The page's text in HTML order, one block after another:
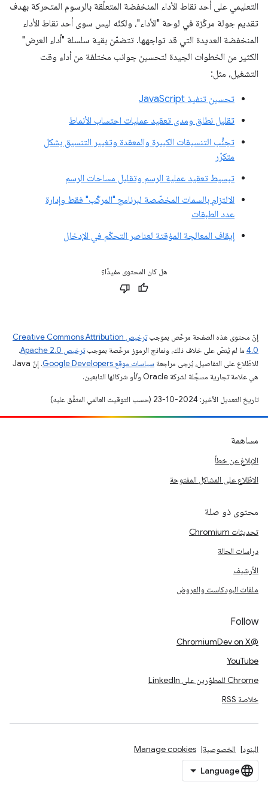
التعليمي على أحد نقاط الأداء المنخفضة المتعلّقة بالرسوم المتحركة بهدف
تقديم جولة مركّزة في لوحة "الأداء"، ولكنّه ليس سوى أحد نقاط الأداء
المنخفضة العديدة التي قد تواجهها. تتضمّن بقية سلسلة "أداء العرض"
الكثير من الخطوات الجيدة لتحسين جوانب مختلفة من أداء وقت
التشغيل، مثل:
تحسين تنفيذ JavaScript
تقليل نطاق ومدى تعقيد عمليات احتساب الأنماط
تجنُّب التنسيقات الكبيرة والمعقدة وتغيير التنسيق بشكل
متكرّر
تبسيط تعقيد عملية الرسم وتقليل مساحات الرسم
الالتزام بالسمات المخصّصة لبرنامج "المركّب" فقط وإدارة
عدد الطبقات
إيقاف المعالجة المؤقتة لعناصر التحكّم في الإدخال
هل كان المحتوى مفيدًا؟
إنّ محتوى هذه الصفحة مرخّص بموجب
ترخيص Creative Commons Attribution
4.0‏ ما لم يُنصّ على خلاف ذلك، ونماذج الرموز مرخّصة بموجبترخيص Apache 2.0‏
.
للاطّلاع على التفاصيل، يُرجى مراجعة سياسات موقع Google Developers‏
. إنّ Java
هي علامة تجارية مسجَّلة لشركة Oracle و/أو شركائها التابعين.
تاريخ التعديل الأخير: 2024-10-23 (حسب التوقيت العالمي المتفَّق عليه)
مساهمة
الإبلاغ عن خطأ
الاطّلاع على المشاكل المفتوحة
محتوى ذو صلة
تحديثات Chromium
دراسات الحالة
الأرشيف
ملفات البودكاست والعروض
Follow
@ChromiumDev on X
YouTube
Chrome للمطوّرين على LinkedIn
خلاصة RSS
البنود الخصوصية Manage cookies